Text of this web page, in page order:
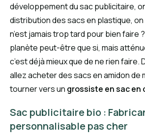
développement du sac publicitaire,
distribution des sacs en plastique, on
n’est jamais trop tard pour bien faire
planète peut-être que si, mais
c’est déjà mieux que de ne rien faire.
allez acheter des sacs en amidon de
tourner vers un grossiste en sac en
Sac publicitaire bio :
personnalisable pas cher